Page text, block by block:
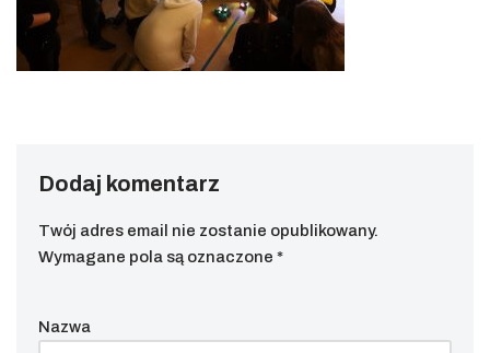
Dodaj komentarz
Twój adres email nie zostanie opublikowany.
Wymagane pola są oznaczone *
Nazwa